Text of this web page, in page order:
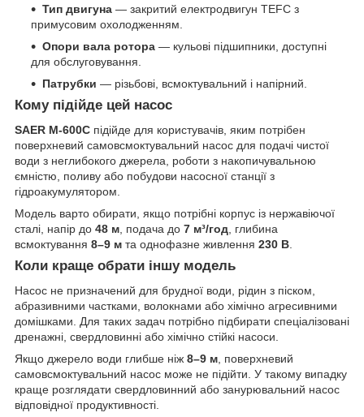
Тип двигуна — закритий електродвигун TEFC з
примусовим охолодженням.
Опори вала ротора — кульові підшипники, доступні
для обслуговування.
Патрубки — різьбові, всмоктувальний і напірний.
Кому підійде цей насос
SAER M-600C підійде для користувачів, яким потрібен
поверхневий самовсмоктувальний насос для подачі чистої
води з неглибокого джерела, роботи з накопичувальною
ємністю, поливу або побудови насосної станції з
гідроакумулятором.
Модель варто обирати, якщо потрібні корпус із нержавіючої
сталі, напір до 48 м, подача до 7 м³/год, глибина
всмоктування 8–9 м та однофазне живлення 230 В.
Коли краще обрати іншу модель
Насос не призначений для брудної води, рідин з піском,
абразивними частками, волокнами або хімічно агресивними
домішками. Для таких задач потрібно підбирати спеціалізовані
дренажні, свердловинні або хімічно стійкі насоси.
Якщо джерело води глибше ніж 8–9 м , поверхневий
самовсмоктувальний насос може не підійти. У такому випадку
краще розглядати свердловинний або занурювальний насос
відповідної продуктивності.